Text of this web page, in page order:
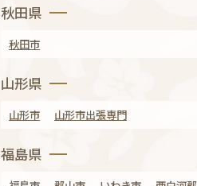
秋田県
秋田市
山形県
山形市 山形市出張専門
福島県